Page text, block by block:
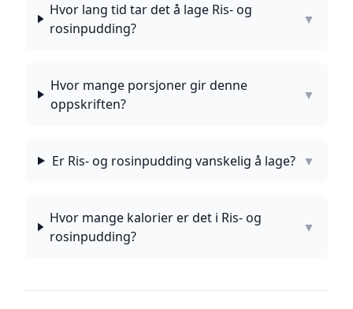
Hvor lang tid tar det å lage Ris- og
rosinpudding?
▼
Hvor mange porsjoner gir denne
oppskriften?
▼
Er Ris- og rosinpudding vanskelig å lage? ▼
Hvor mange kalorier er det i Ris- og
rosinpudding?
▼